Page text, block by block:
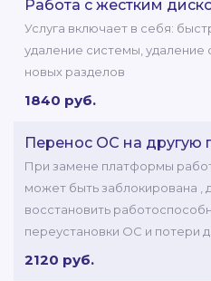
Работа с жестким
Услуга включает в себя:
удаление системы, удаление
новых разделов
1840 руб.
Перенос ОС на другую
При замене платформы
может быть заблокирована ,
восстановить
переустановки ОС и потери
2120 руб.